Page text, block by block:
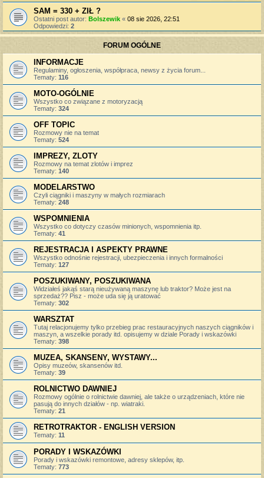
SAM = 330 + ZIŁ ?
Ostatni post autor: Bolszewik « 08 sie 2026, 22:51
Odpowiedzi: 2
FORUM OGÓLNE
INFORMACJE
Regulaminy, ogłoszenia, współpraca, newsy z życia forum...
Tematy: 116
MOTO-OGÓLNIE
Wszystko co związane z motoryzacją
Tematy: 324
OFF TOPIC
Rozmowy nie na temat
Tematy: 524
IMPREZY, ZLOTY
Rozmowy na temat zlotów i imprez
Tematy: 140
MODELARSTWO
Czyli ciągniki i maszyny w małych rozmiarach
Tematy: 248
WSPOMNIENIA
Wszystko co dotyczy czasów minionych, wspomnienia itp.
Tematy: 41
REJESTRACJA I ASPEKTY PRAWNE
Wszystko odnośnie rejestracji, ubezpieczenia i innych formalności
Tematy: 127
POSZUKIWANY, POSZUKIWANA
Widziałeś jakąś starą nieużywaną maszynę lub traktor? Może jest na
sprzedaż?? Pisz - może uda się ją uratować
Tematy: 302
WARSZTAT
Tutaj relacjonujemy tylko przebieg prac restauracyjnych naszych ciągników i
maszyn, a wszelkie porady itd. opisujemy w dziale Porady i wskazówki
Tematy: 398
MUZEA, SKANSENY, WYSTAWY...
Opisy muzeów, skansenów itd.
Tematy: 39
ROLNICTWO DAWNIEJ
Rozmowy ogólnie o rolnictwie dawniej, ale także o urządzeniach, które nie
pasują do innych działów - np. wiatraki.
Tematy: 21
RETROTRAKTOR - ENGLISH VERSION
Tematy: 11
PORADY I WSKAZÓWKI
Porady i wskazówki remontowe, adresy sklepów, itp.
Tematy: 773